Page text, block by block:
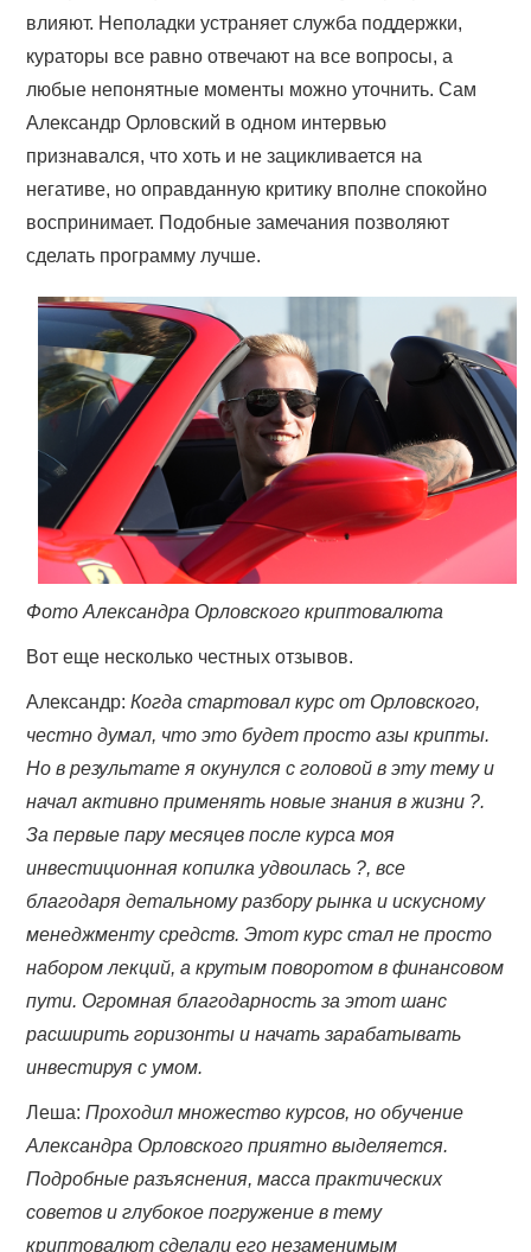
влияют. Неполадки устраняет служба поддержки,
кураторы все равно отвечают на все вопросы, а
любые непонятные моменты можно уточнить. Сам
Александр Орловский в одном интервью
признавался, что хоть и не зацикливается на
негативе, но оправданную критику вполне спокойно
воспринимает. Подобные замечания позволяют
сделать программу лучше.
Фото Александра Орловского криптовалюта
Вот еще несколько честных отзывов.
Александр:Когда стартовал курс от Орловского,
честно думал, что это будет просто азы крипты.
Но в результате я окунулся с головой в эту тему и
начал активно применять новые знания в жизни ?.
За первые пару месяцев после курса моя
инвестиционная копилка удвоилась ?, все
благодаря детальному разбору рынка и искусному
менеджменту средств. Этот курс стал не просто
набором лекций, а крутым поворотом в финансовом
пути. Огромная благодарность за этот шанс
расширить горизонты и начать зарабатывать
инвестируя с умом.
Леша:Проходил множество курсов, но обучение
Александра Орловского приятно выделяется.
Подробные разъяснения, масса практических
советов и глубокое погружение в тему
криптовалют сделали его незаменимым